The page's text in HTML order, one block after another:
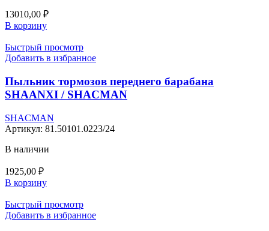
13010,00 ₽
В корзину
Быстрый просмотр
Добавить в избранное
Пыльник тормозов переднего барабана
SHAANXI / SHACMAN
SHACMAN
Артикул: 81.50101.0223/24
В наличии
1925,00 ₽
В корзину
Быстрый просмотр
Добавить в избранное